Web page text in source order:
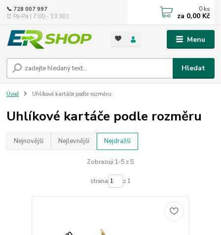
Menu
Hledat
📞 728 007 997
⏰ Po-Pá | 7:00 - 13:30 |
0 ks
za 0,00 Kč
Úvod Uhlíkové kartáče podle rozměru
Uhlíkové kartáče podle rozměru
Nejnovější Nejlevnější Nejdražší
Zobrazuji 1-5 z 5
strana z 1